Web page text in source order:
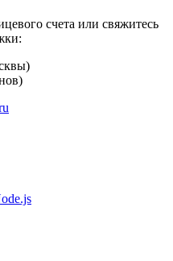
счета или свяжитесь